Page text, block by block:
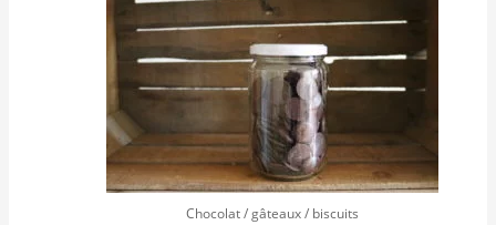
Chocolat / gâteaux / biscuits